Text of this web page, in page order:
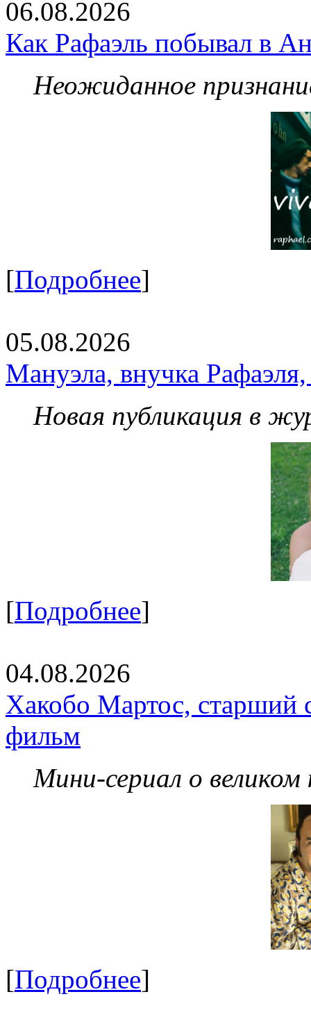
06.08.2026
Как Рафаэль побывал в
Неожиданное
[Подробнее]
05.08.2026
Мануэла, внучка
Новая публикация в
[Подробнее]
04.08.2026
Хакобо Мартос, старший
фильм
Мини-сериал о великом
[Подробнее]